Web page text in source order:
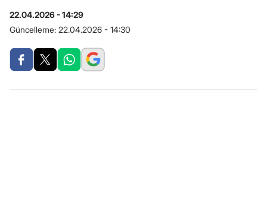
22.04.2026 - 14:29
Güncelleme: 22.04.2026 - 14:30